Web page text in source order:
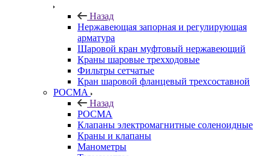
Назад
Нержавеющая запорная и регулирующая
арматура
Шаровой кран муфтовый нержавеющий
Краны шаровые трехходовые
Фильтры сетчатые
Кран шаровой фланцевый трехсоставной
РОСМА
Назад
РОСМА
Клапаны электромагнитные соленоидные
Краны и клапаны
Манометры